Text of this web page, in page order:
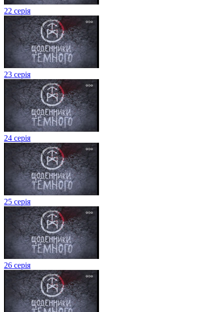
22 серія
23 серія
24 серія
25 серія
26 серія